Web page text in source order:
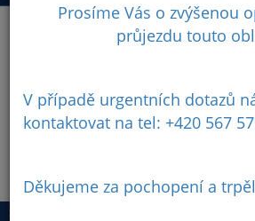
Prosíme Vás o zvýšenou
průjezdu touto
V případě urgentních dotazů
kontaktovat na tel: +420 567
Děkujeme za pochopení a